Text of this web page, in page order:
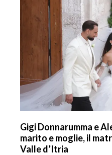
Gigi Donnarumma e
marito e moglie, il
Valle d’Itria